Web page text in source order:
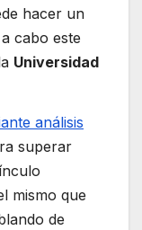
hacer un
cabo este
Universidad
análisis
superar
mismo que
de